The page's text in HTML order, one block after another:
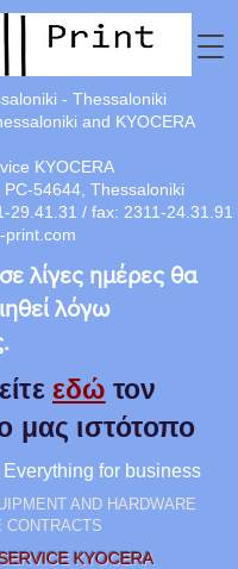
KYOCERA
- Thessaloniki
and KYOCERA
KYOCERA
54644, Thessaloniki
29.41.31 / fax: 2311-24.31.91
print.com
Everything for business
AND HARDWARE
CONTRACTS
λίγες ημέρες θα
λόγω
εδώ τον
μας ιστότοπο